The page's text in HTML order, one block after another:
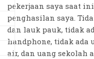
pekerjaan saya saat
penghasilan saya.
dan lauk pauk, tidak
handphone, tidak ada
air, dan uang sekolah